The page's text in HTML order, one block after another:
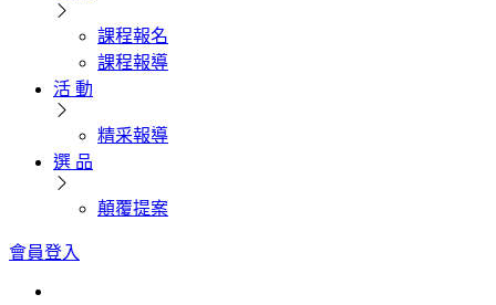
課程報名
課程報導
活 動
精采報導
選 品
顛覆提案
會員登入